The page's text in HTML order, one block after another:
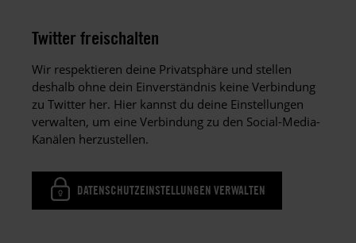
Twitter freischalten
Wir respektieren deine Privatsphäre und stellen
deshalb ohne dein Einverständnis keine Verbindung
zu Twitter her. Hier kannst du deine Einstellungen
verwalten, um eine Verbindung zu den Social-Media-
Kanälen herzustellen.
DATENSCHUTZEINSTELLUNGEN VERWALTEN